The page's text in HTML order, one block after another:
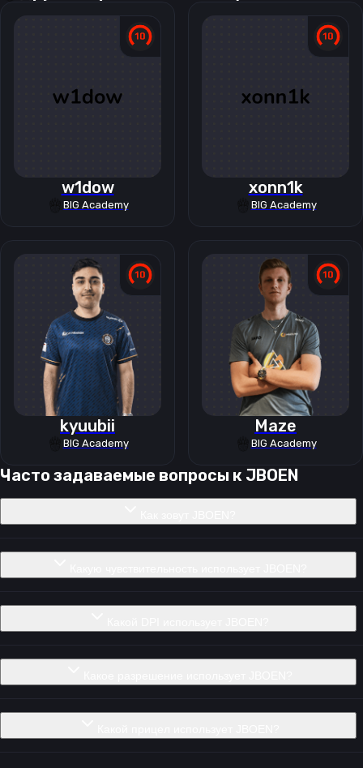
w1dow
BIG Academy
xonn1k
BIG Academy
kyuubii
BIG Academy
Maze
BIG Academy
Часто задаваемые вопросы к JBOEN